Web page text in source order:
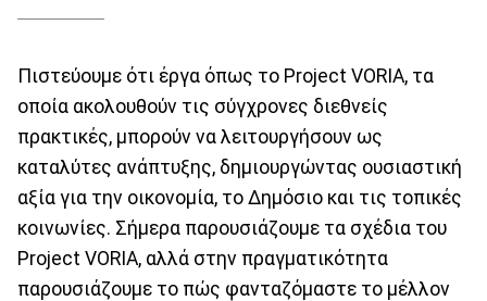
Πιστεύουμε ότι έργα όπως το Project VORIA, τα
οποία ακολουθούν τις σύγχρονες διεθνείς
πρακτικές, μπορούν να λειτουργήσουν ως
καταλύτες ανάπτυξης, δημιουργώντας ουσιαστική
αξία για την οικονομία, το Δημόσιο και τις τοπικές
κοινωνίες. Σήμερα παρουσιάζουμε τα σχέδια του
Project VORIA, αλλά στην πραγματικότητα
παρουσιάζουμε το πώς φανταζόμαστε το μέλλον